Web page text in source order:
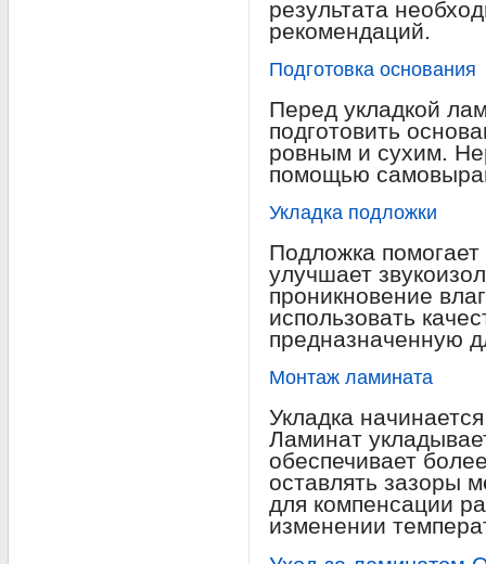
результата
рекомендаций.
Подготовка основания
Перед укладкой
подготовить
ровным и сухим.
помощью
Укладка подложки
Подложка помогает
улучшает
проникновение
использовать
предназначенную
Монтаж ламината
Укладка
Ламинат
обеспечивает
оставлять зазоры
для компенсации
изменении